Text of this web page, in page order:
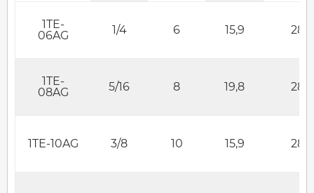
1TE-
06AG
1/4 6 15,9 28
1TE-
08AG
5/16 8 19,8 28
1TE-10AG 3/8 10 15,9 28